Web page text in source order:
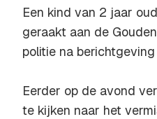
Een kind van 2 jaar
geraakt aan de
politie na
Eerder op de avond
te kijken naar het